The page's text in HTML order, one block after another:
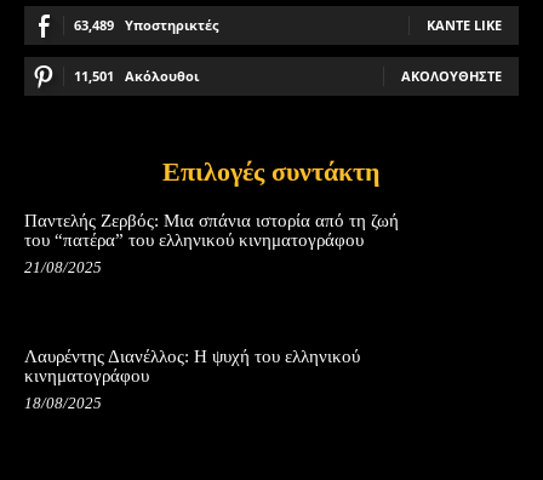
63,489 Υποστηρικτές ΚΆΝΤΕ LIKE
11,501 Ακόλουθοι ΑΚΟΛΟΥΘΉΣΤΕ
Επιλογές συντάκτη
Παντελής Ζερβός: Μια σπάνια ιστορία από τη ζωή
του “πατέρα” του ελληνικού κινηματογράφου
21/08/2025
Λαυρέντης Διανέλλος: Η ψυχή του ελληνικού
κινηματογράφου
18/08/2025